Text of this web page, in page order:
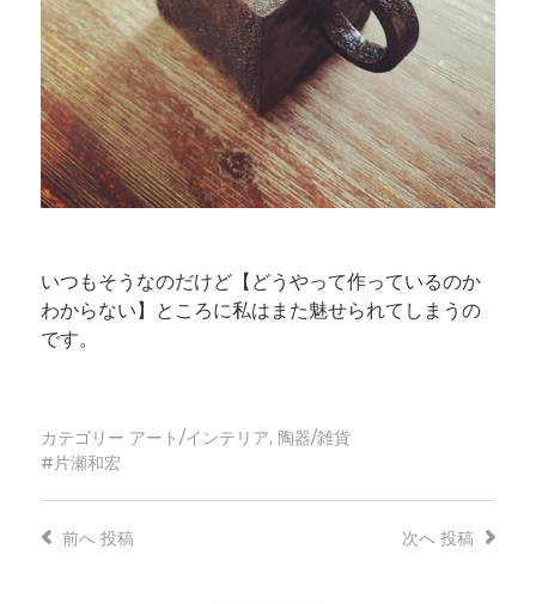
いつもそうなのだけど【どうやって作っているのか
わからない】ところに私はまた魅せられてしまうの
です。
カテゴリー アート/インテリア, 陶器/雑貨
片瀬和宏
次へ 投稿
前へ投稿